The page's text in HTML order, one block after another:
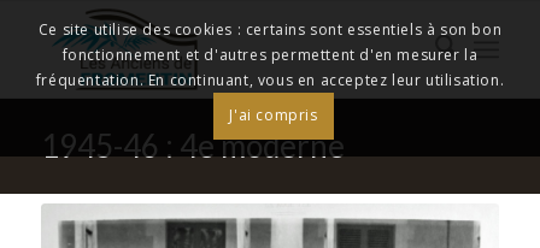
1945-46 : 4e moderne
Ce site utilise des cookies : certains sont essentiels à son bon
fonctionnement et d'autres permettent d'en mesurer la
fréquentation. En continuant, vous en acceptez leur utilisation.
J'ai compris